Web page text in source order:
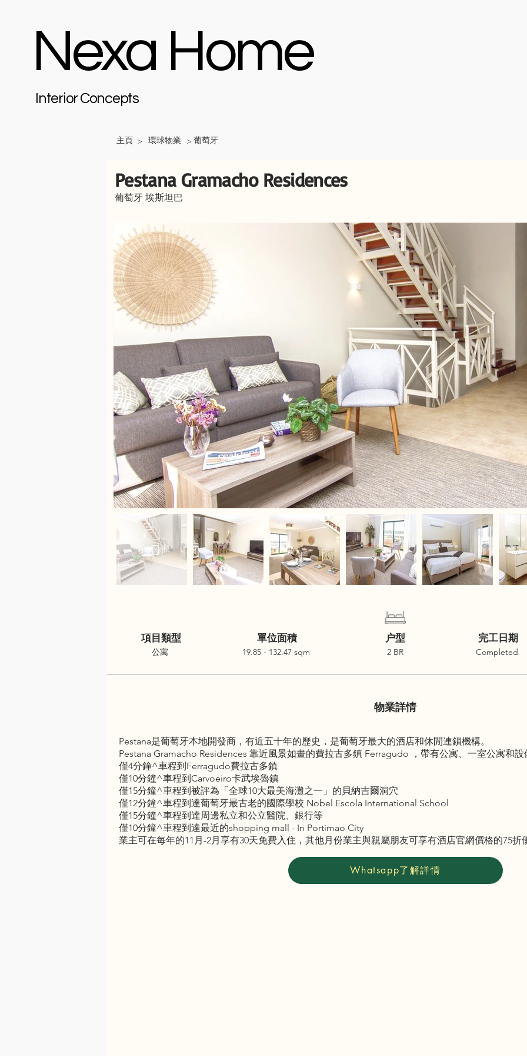
Nexa Home
Interior Concepts
主頁 > 環球物業 >葡萄牙
物業詳情
Pestana是葡萄牙本地開發商，有近五十年的歷史，是葡萄牙最大的酒店和休閒連鎖機構。
Pestana Gramacho Residences 靠近風景如畫的費拉古多鎮 Ferragudo ，帶有公寓、一室公寓和
僅4分鐘^車程到Ferragudo費拉古多鎮
僅10分鐘^車程到Carvoeiro卡武埃魯鎮
僅15分鐘^車程到被評為「全球10大最美海灘之一」的貝納吉爾洞穴
僅12分鐘^車程到達葡萄牙最古老的國際學校 Nobel Escola International School
僅15分鐘^車程到達周邊私立和公立醫院、銀行等
僅10分鐘^車程到達最近的shopping mall - In Portimao City
業主可在每年的11月-2月享有30天免費入住，其他月份業主與親屬朋友可享有酒店官網價格的75折
Whatsapp了解詳情
Pestana Gramacho Residences
葡萄牙 埃斯坦巴
項目類型
公寓
單位面積
19.85 - 132.47 sqm
户型
2 BR
完工日期
Completed